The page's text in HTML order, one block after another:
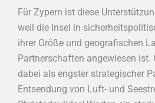
Für Zypern ist diese
weil die Insel in
ihrer Größe und geografischen
Partnerschaften angewiesen ist.
dabei als engster strategischer
Entsendung von Luft- und